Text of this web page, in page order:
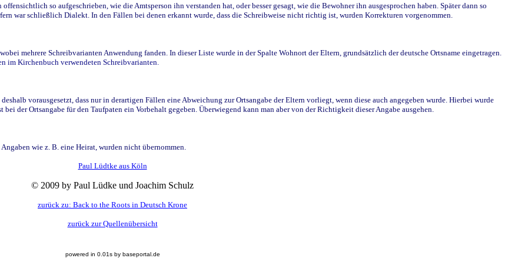
so aufgeschrieben, wie die Amtsperson ihn verstanden hat, oder besser gesagt, wie die Bewohner ihn ausgesprochen haben. Später dann so
war schließlich Dialekt. In den Fällen bei denen erkannt wurde, dass die Schreibweise nicht richtig ist, wurden Korrekturen vorgenommen.
mehrere Schreibvarianten Anwendung fanden. In dieser Liste wurde in der Spalte Wohnort der Eltern, grundsätzlich der deutsche Ortsname eingetragen.
im Kirchenbuch verwendeten Schreibvarianten.
vorausgesetzt, dass nur in derartigen Fällen eine Abweichung zur Ortsangabe der Eltern vorliegt, wenn diese auch angegeben wurde. Hierbei wurde
der Ortsangabe für den Taufpaten ein Vorbehalt gegeben. Überwiegend kann man aber von der Richtigkeit dieser Angabe ausgehen.
wie z. B. eine Heirat, wurden nicht übernommen.
Paul Lüdtke aus Köln
© 2009 by Paul Lüdke und Joachim Schulz
zurück zu: Back to the Roots in Deutsch Krone
zurück zur Quellenübersicht
powered in 0.01s by baseportal.de